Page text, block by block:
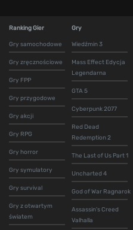
Ranking Gier
Gry samochodowe
Gry zręcznościowe
Gry FPP
Gry przygodowe
Gry akcji
Gry RPG
Gry horror
Gry symulatory
Gry survival
Gry z otwartym
światem
Gry
Wiedźmin 3
Mass Effect Edycja
Legendarna
GTA 5
Cyberpunk 2077
Red Dead
Redemption 2
The Last of Us Part 1
Uncharted 4
God of War Ragnarok
Assassin's Creed
Valhalla